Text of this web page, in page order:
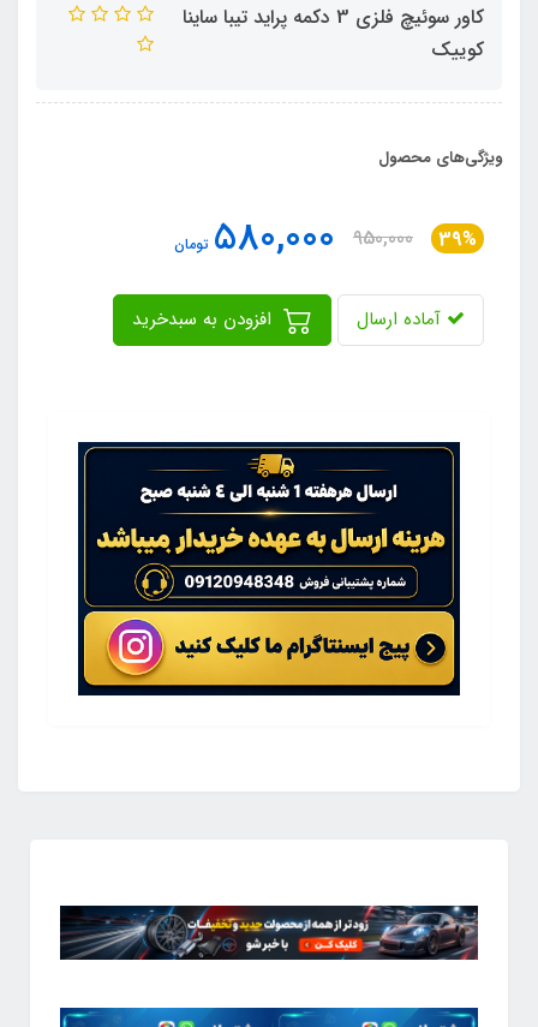
کاور سوئیچ فلزی 3 دکمه پراید تیبا ساینا
کوییک
ویژگی‌های محصول
39%
950,000
580,000 تومان
آماده ارسال